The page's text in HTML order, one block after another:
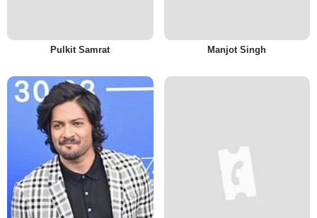
Pulkit Samrat Manjot Singh